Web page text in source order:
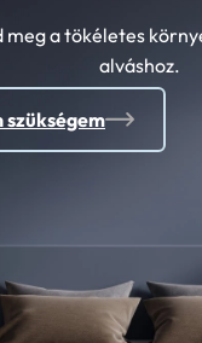
meg a tökéletes
alváshoz.
szükségem